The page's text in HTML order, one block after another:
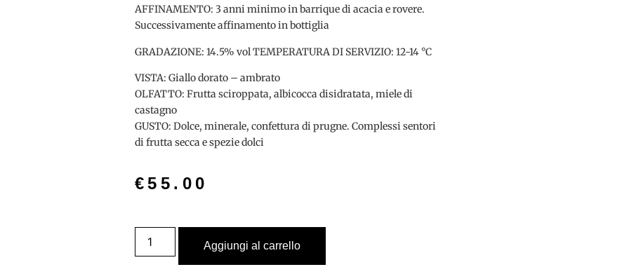
AFFINAMENTO: 3 anni minimo in barrique di acacia e rovere.
Successivamente affinamento in bottiglia
GRADAZIONE: 14.5% vol TEMPERATURA DI SERVIZIO: 12-14 °C
VISTA: Giallo dorato – ambrato
OLFATTO: Frutta sciroppata, albicocca disidratata, miele di
castagno
GUSTO: Dolce, minerale, confettura di prugne. Complessi sentori
di frutta secca e spezie dolci
€55.00
Aggiungi al carrello